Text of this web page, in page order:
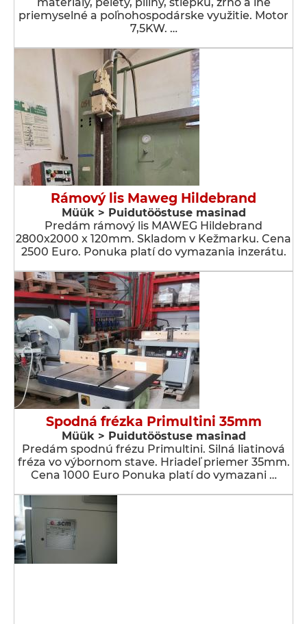
priemyselné a poľnohospodárske využitie. Motor
7,5KW. …
Rámový lis Maweg Hildebrand
Müük > Puidutööstuse masinad
Predám rámový lis MAWEG Hildebrand
2800x2000 x 120mm. Skladom v Kežmarku. Cena
2500 Euro. Ponuka platí do vymazania inzerátu.
Spodná frézka Primultini 35mm
Müük > Puidutööstuse masinad
Predám spodnú frézu Primultini. Silná liatinová
fréza vo výbornom stave. Hriadeľ priemer 35mm.
Cena 1000 Euro Ponuka platí do vymazani …